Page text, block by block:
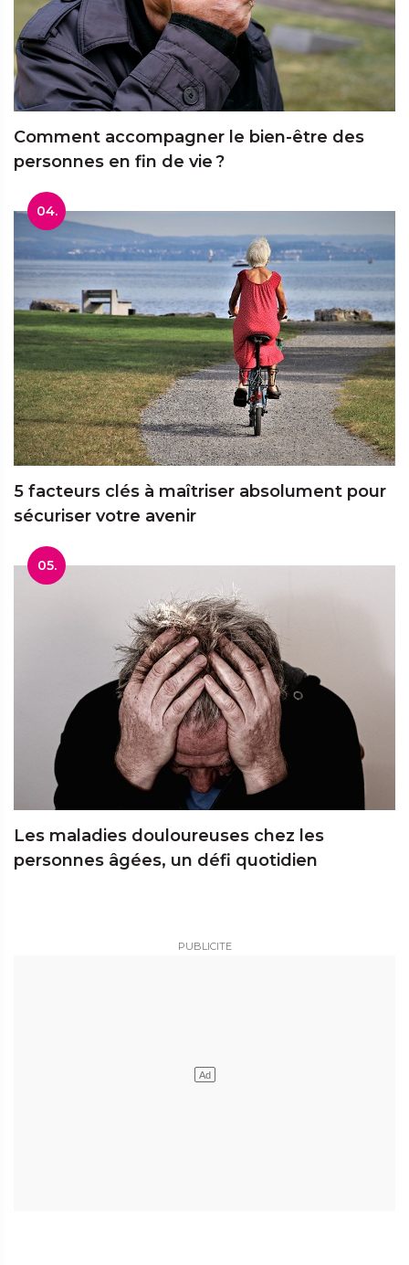
Comment accompagner le bien-être des
personnes en fin de vie ?
04.
5 facteurs clés à maîtriser absolument pour
sécuriser votre avenir
05.
Les maladies douloureuses chez les
personnes âgées, un défi quotidien